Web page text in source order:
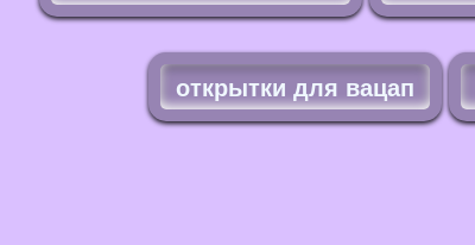
открытки для вацап